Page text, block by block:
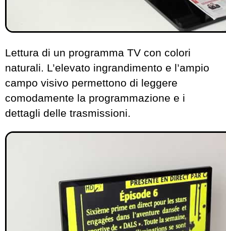
Lettura di un programma TV con colori
naturali. L’elevato ingrandimento e l’ampio
campo visivo permettono di leggere
comodamente la programmazione e i
dettagli delle trasmissioni.